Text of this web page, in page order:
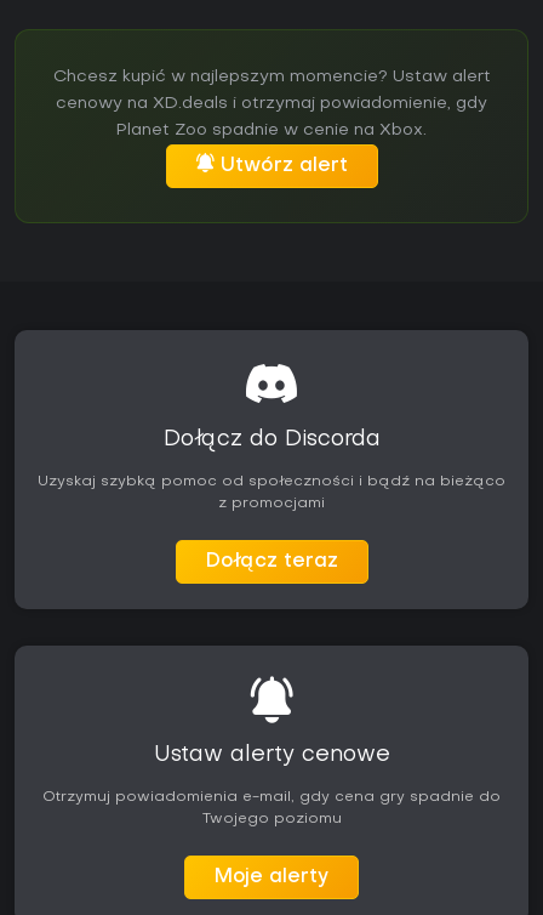
Chcesz kupić w najlepszym momencie? Ustaw alert
cenowy na XD.deals i otrzymaj powiadomienie, gdy
Planet Zoo spadnie w cenie na Xbox.
Utwórz alert
Dołącz do Discorda
Uzyskaj szybką pomoc od społeczności i bądź na bieżąco
z promocjami
Dołącz teraz
Ustaw alerty cenowe
Otrzymuj powiadomienia e-mail, gdy cena gry spadnie do
Twojego poziomu
Moje alerty